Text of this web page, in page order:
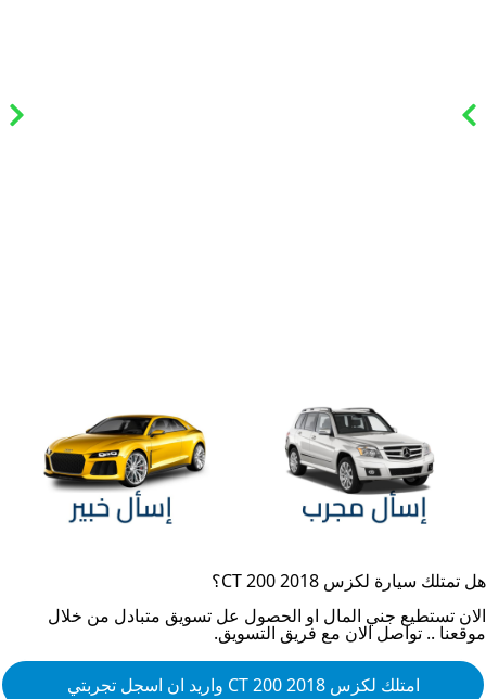
هل تمتلك سيارة لكزس CT 200 2018
؟
الان تستطيع جني المال او الحصول عل تسويق متبادل من خلال
موقعنا .. تواصل الان مع فريق التسويق.
امتلك لكزس CT 200 2018 واريد ان اسجل تجربتي